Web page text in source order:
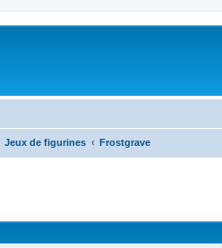
Jeux de figurines Frostgrave